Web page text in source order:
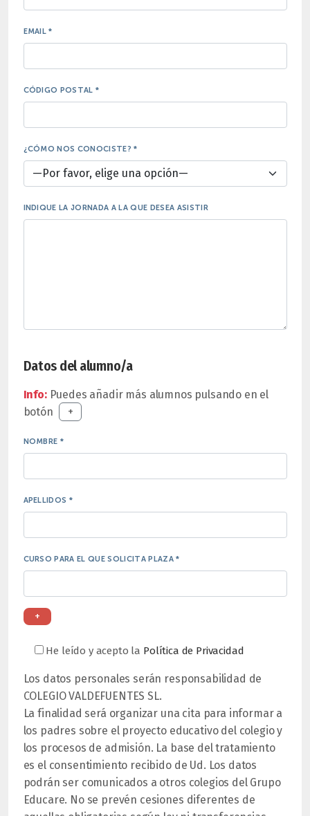
EMAIL *
CÓDIGO POSTAL *
¿CÓMO NOS CONOCISTE? *
INDIQUE LA JORNADA A LA QUE DESEA ASISTIR
Datos del alumno/a
Info:Puedes añadir más alumnos pulsando en el
botón
+
NOMBRE *
APELLIDOS *
CURSO PARA EL QUE SOLICITA PLAZA *
+
He leído y acepto la Política de Privacidad
Los datos personales serán responsabilidad de
COLEGIO VALDEFUENTES SL.
La finalidad será organizar una cita para informar a
los padres sobre el proyecto educativo del colegio y
los procesos de admisión. La base del tratamiento
es el consentimiento recibido de Ud. Los datos
podrán ser comunicados a otros colegios del Grupo
Educare. No se prevén cesiones diferentes de